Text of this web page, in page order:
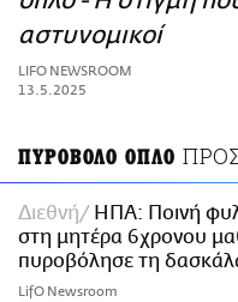
ΑΜΠΑ
PRINT
αστυνομικοί
LIFO NEWSROOM
13.5.2025
ΠΥΡΟΒΟΛΟ ΟΠΛΟ
Διεθνή
ΗΠΑ: Ποινή
στη μητέρα 6χρονου
πυροβόλησε τη
LifO Newsroom